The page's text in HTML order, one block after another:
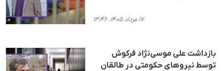
۱۷ مرداد ۱۴۰۵، ۱۳:۴۶
بازداشت علی موسی‌نژاد فرکوش
توسط نیروهای حکومتی در طالقان